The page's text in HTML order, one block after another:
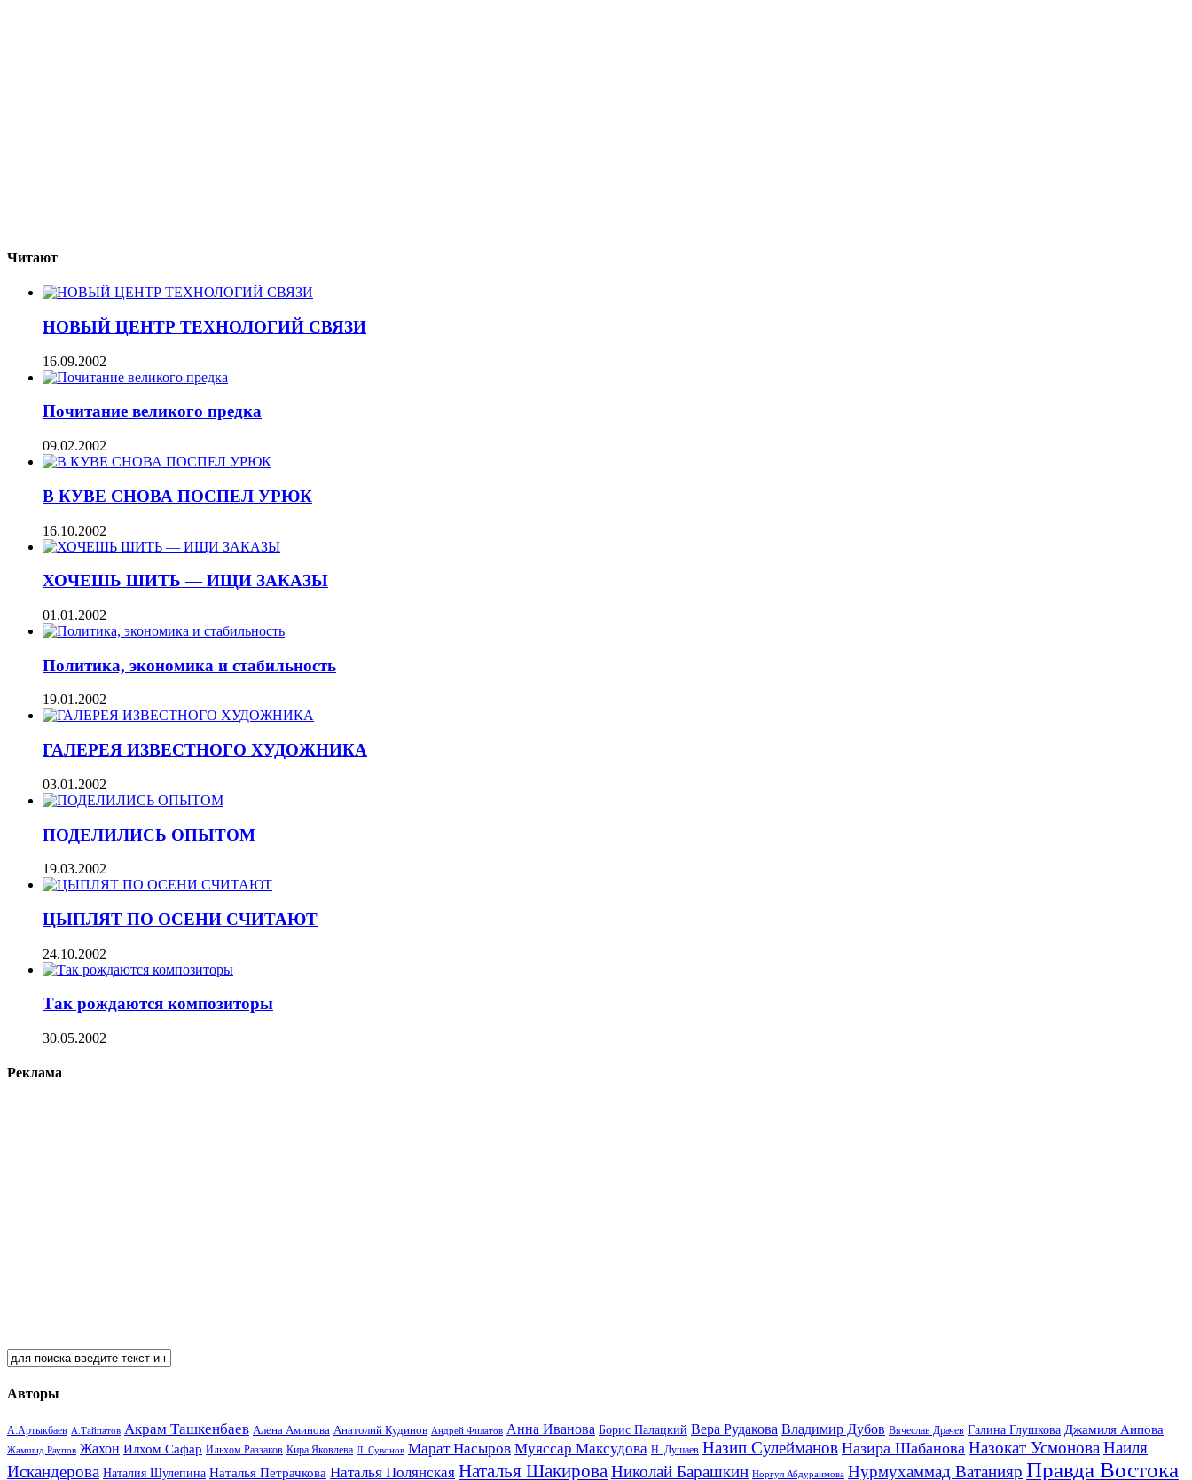
Читают
НОВЫЙ ЦЕНТР ТЕХНОЛОГИЙ СВЯЗИ
16.09.2002
Почитание великого предка
09.02.2002
В КУВЕ СНОВА ПОСПЕЛ УРЮК
16.10.2002
ХОЧЕШЬ ШИТЬ — ИЩИ ЗАКАЗЫ
01.01.2002
Политика, экономика и стабильность
19.01.2002
ГАЛЕРЕЯ ИЗВЕСТНОГО ХУДОЖНИКА
03.01.2002
ПОДЕЛИЛИСЬ ОПЫТОМ
19.03.2002
ЦЫПЛЯТ ПО ОСЕНИ СЧИТАЮТ
24.10.2002
Так рождаются композиторы
30.05.2002
Реклама
Авторы
А.Артыкбаев А.Тайпатов Акрам Ташкенбаев Алена Аминова Анатолий Кудинов Андрей Филатов Анна Иванова Борис Палацкий Вера Рудакова Владимир Дубов Вячеслав Драчев Галина Глушкова Джамиля Аипова
Жамшид Раупов Жахон Илхом Сафар Ильхом Раззаков Кира Яковлева Л. Сувонов Марат Насыров Муяссар Максудова Н. Душаев Назип Сулейманов Назира Шабанова Назокат УсмоноваНаиля
Искандерова Наталия Шулепина Наталья Петрачкова Наталья Полянская Наталья Шакирова Николай Барашкин Норгул Абдураимова Нурмухаммад Ватанияр Правда Востока